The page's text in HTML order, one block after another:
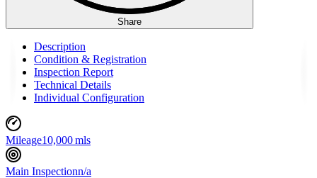
Share
Description
Condition & Registration
Inspection Report
Technical Details
Individual Configuration
Mileage10,000 mls
Main Inspectionn/a